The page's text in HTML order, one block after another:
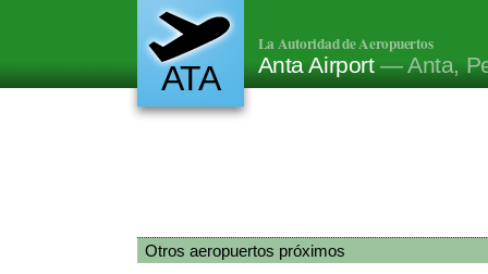
ATA
La Autoridad de Aeropuertos
Anta Airport — Anta,
Otros aeropuertos próximos